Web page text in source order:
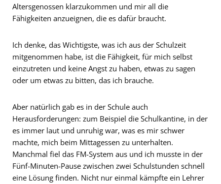
Altersgenossen klarzukommen und mir all die
Fähigkeiten anzueignen, die es dafür braucht.
Ich denke, das Wichtigste, was ich aus der Schulzeit
mitgenommen habe, ist die Fähigkeit, für mich selbst
einzutreten und keine Angst zu haben, etwas zu sagen
oder um etwas zu bitten, das ich brauche.
Aber natürlich gab es in der Schule auch
Herausforderungen: zum Beispiel die Schulkantine, in der
es immer laut und unruhig war, was es mir schwer
machte, mich beim Mittagessen zu unterhalten.
Manchmal fiel das FM-System aus und ich musste in der
Fünf-Minuten-Pause zwischen zwei Schulstunden schnell
eine Lösung finden. Nicht nur einmal kämpfte ein Lehrer